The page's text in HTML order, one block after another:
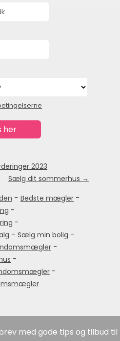
2023
Sælg dit sommerhus →
- Bedste mægler -
-
-
- Sælg min bolig -
-
-
-
med gode tips og tilbud til